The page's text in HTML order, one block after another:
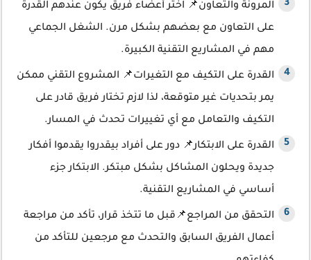
المرونة والتعاون📌 اختر أعضاء فريق يكون عندهم القدرة
على التعاون مع بعضهم بشكل مرن. الشغل الجماعي
مهم في المشاريع التقنية الكبيرة.
القدرة على التكيف مع التغيرات📌 المشروع التقني ممكن
يمر بتحديات غير متوقعة، لذا لازم تختار فريق قادر على
التكيف والتعامل مع أي تغييرات تحدث في المسار.
القدرة على الابتكار📌 دور على أفراد بيقدروا يقدموا أفكار
جديدة ويحلون المشاكل بشكل مبتكر. الابتكار جزء
أساسي في المشاريع التقنية.
التحقق من المراجع📌قبل ما تتخذ قرار، تأكد من مراجعة
أعمال الفريق السابق والتحدث مع مرجعين للتأكد من